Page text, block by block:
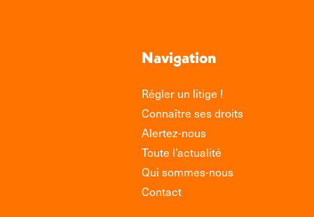
Navigation
Régler un litige !
Connaître ses droits
Alertez-nous
Toute l’actualité
Qui sommes-nous
Contact